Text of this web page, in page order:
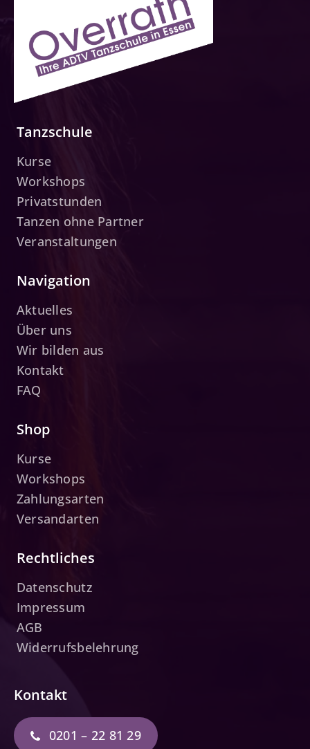
Tanzschule
Kurse
Workshops
Privatstunden
Tanzen ohne Partner
Veranstaltungen
Navigation
Aktuelles
Über uns
Wir bilden aus
Kontakt
FAQ
Kontakt
0201 – 22 81 29
Shop
Kurse
Workshops
Zahlungsarten
Versandarten
Rechtliches
Datenschutz
Impressum
AGB
Widerrufsbelehrung